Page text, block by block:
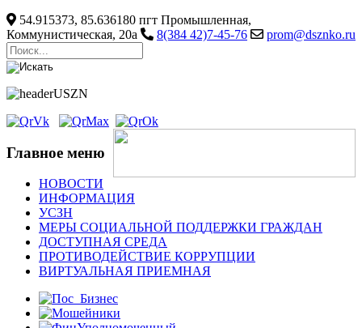
54.915373, 85.636180 пгт Промышленная,
Коммунистическая, 20а
8(384 42)7-45-76 prom@dsznko.ru
Главное меню
НОВОСТИ
ИНФОРМАЦИЯ
УСЗН
МЕРЫ СОЦИАЛЬНОЙ ПОДДЕРЖКИ ГРАЖДАН
ДОСТУПНАЯ СРЕДА
ПРОТИВОДЕЙСТВИЕ КОРРУПЦИИ
ВИРТУАЛЬНАЯ ПРИЕМНАЯ